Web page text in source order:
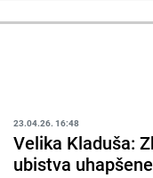
23.04.26. 16:48
Velika Kladuša:
ubistva